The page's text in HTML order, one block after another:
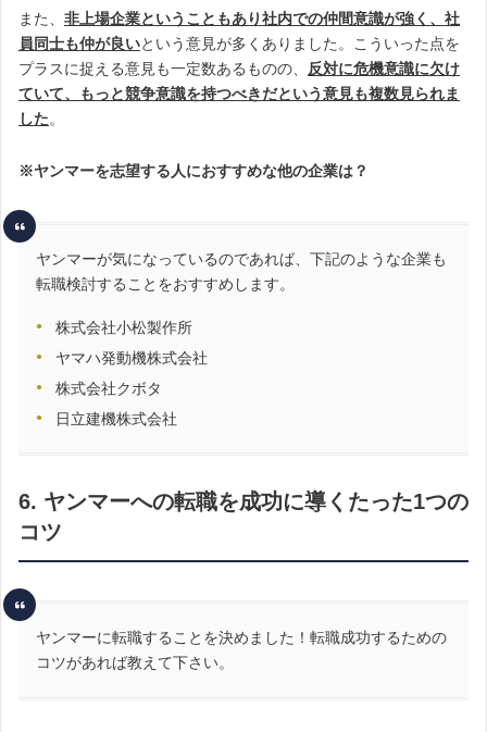
また、 非上場企業ということもあり社内での仲間意識が強く、社
員同士も仲が良いという意見が多くありました。こういった点を
プラスに捉える意見も一定数あるものの、
反対に危機意識に欠け
ていて、もっと競争意識を持つべきだという意見も複数見られま
した。
※ヤンマーを志望する人におすすめな他の企業は？
ヤンマーが気になっているのであれば、下記のような企業も
転職検討することをおすすめします。
株式会社小松製作所
ヤマハ発動機株式会社
株式会社クボタ
日立建機株式会社
6. ヤンマーへの転職を成功に導くたった1つの
コツ
ヤンマーに転職することを決めました！転職成功するための
コツがあれば教えて下さい。